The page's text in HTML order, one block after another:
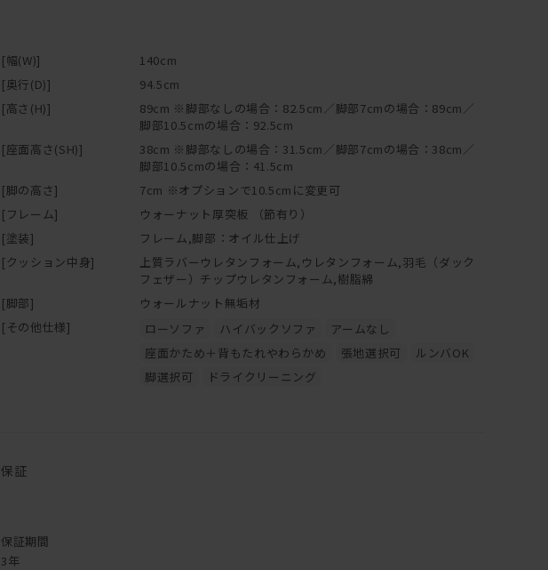
[幅(W)]
140cm
[奥行(D)]
94.5cm
[高さ(H)]
89cm ※脚部なしの場合：82.5cm／脚部7cmの場合：89cm／
脚部10.5cmの場合：92.5cm
[座面高さ(SH)]
38cm ※脚部なしの場合：31.5cm／脚部7cmの場合：38cm／
脚部10.5cmの場合：41.5cm
[脚の高さ]
7cm ※オプションで10.5cmに変更可
[フレーム]
ウォーナット厚突板 （節有り）
[塗装]
フレーム,脚部：オイル仕上げ
[クッション中身]
上質ラバーウレタンフォーム,ウレタンフォーム,羽毛（ダック
フェザー）チップウレタンフォーム,樹脂綿
[脚部]
ウォールナット無垢材
[その他仕様]
ローソファ ハイバックソファ
アームなし
座面かため＋背もたれやわらかめ
張地選択可
ルンバOK
脚選択可
ドライクリーニング
保証
保証期間
3年